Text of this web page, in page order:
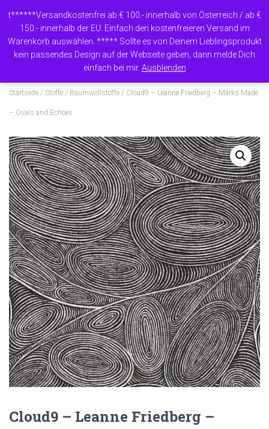
t******Versandkostenfrei ab € 100.- innerhalb von Österreich / ab €
150.- innerhalb der EU. Einfach den kostenfreieren Versand im
Warenkorb auswählen. ***** Sollte es von Deinem Lieblingsprodukt
kein passendes Design auf der Webseite geben, dann melde Dich
einfach bei mir. Ausblenden
N
O
N
U
M
S
C
H
A
L
T
E
N
Startseite / Stoffe / Baumwollstoffe / Cloud9 – Leanne Friedberg – Marks Made
– Ovals and Echoes
Cloud9 – Leanne Friedberg –